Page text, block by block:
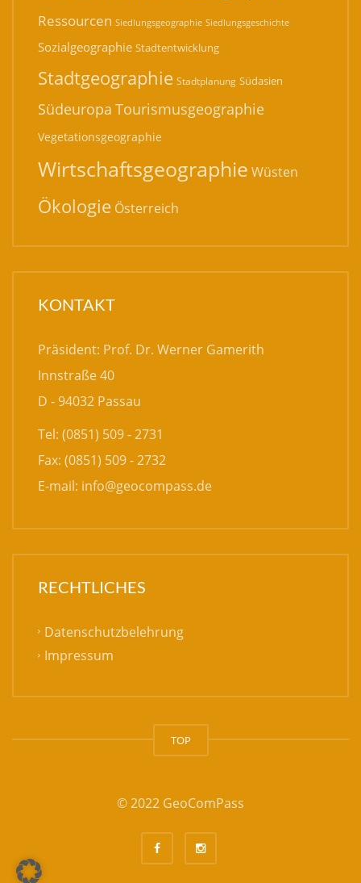
Ressourcen Siedlungsgeographie Siedlungsgeschichte
Sozialgeographie Stadtentwicklung
Stadtgeographie Stadtplanung Südasien
Südeuropa Tourismusgeographie
Vegetationsgeographie
Wirtschaftsgeographie Wüsten
Ökologie Österreich
KONTAKT
Präsident: Prof. Dr. Werner Gamerith
Innstraße 40
D - 94032 Passau
Tel: (0851) 509 - 2731
Fax: (0851) 509 - 2732
E-mail: info@geocompass.de
RECHTLICHES
Datenschutzbelehrung
Impressum
TOP
© 2022 GeoComPass